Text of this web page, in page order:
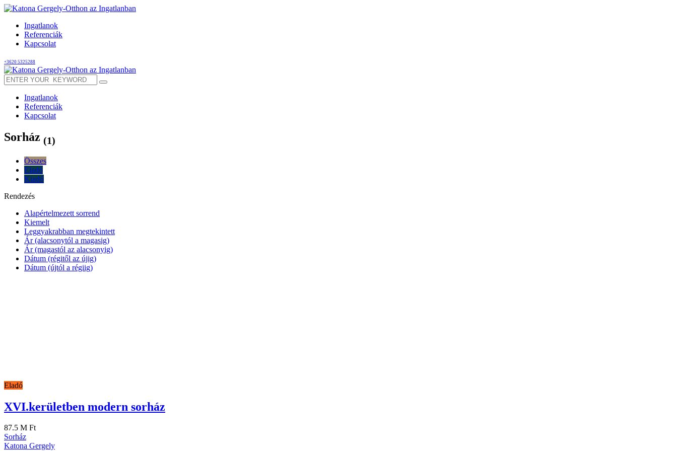
Ingatlanok
Referenciák
Kapcsolat
+3620 5325288
Ingatlanok
Referenciák
Kapcsolat
Sorház (1)
Összes
Eladó
Kiadó
Rendezés
Alapértelmezett sorrend
Kiemelt
Leggyakrabban megtekintett
Ár (alacsonytól a magasig)
Ár (magastól az alacsonyig)
Dátum (régitől az újig)
Dátum (újtól a régiig)
Eladó
XVI.kerületben modern sorház
87.5 M Ft
Sorház
Katona Gergely